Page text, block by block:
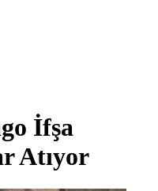
İfşa
Atıyor